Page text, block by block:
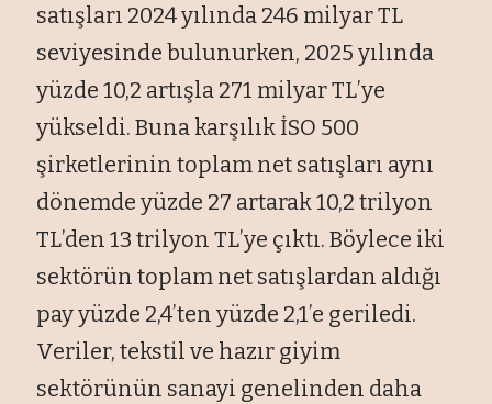
satışları 2024 yılında 246 milyar TL
seviyesinde bulunurken, 2025 yılında
yüzde 10,2 artışla 271 milyar TL’ye
yükseldi. Buna karşılık İSO 500
şirketlerinin toplam net satışları aynı
dönemde yüzde 27 artarak 10,2 trilyon
TL’den 13 trilyon TL’ye çıktı. Böylece iki
sektörün toplam net satışlardan aldığı
pay yüzde 2,4’ten yüzde 2,1’e geriledi.
Veriler, tekstil ve hazır giyim
sektörünün sanayi genelinden daha